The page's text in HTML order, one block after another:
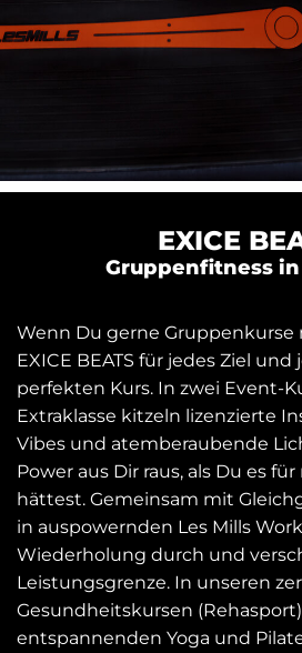
EXICE
Gruppenfitness
Wenn Du gerne Gruppenkurse
EXICE BEATS für jedes Ziel
perfekten Kurs. In zwei Event-
Extraklasse kitzeln lizenzierte
Vibes und atemberaubende
Power aus Dir raus, als Du es
hättest. Gemeinsam mit
in auspowernden Les Mills
Wiederholung durch und
Leistungsgrenze. In unseren
Gesundheitskursen
entspannenden Yoga und